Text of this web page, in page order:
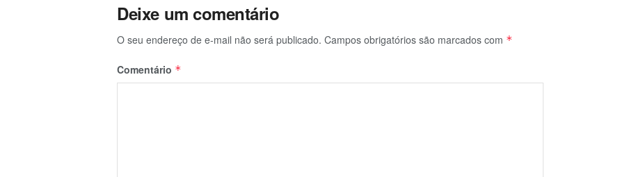
Deixe um comentário
O seu endereço de e-mail não será publicado. Campos obrigatórios são marcados com *
Comentário *